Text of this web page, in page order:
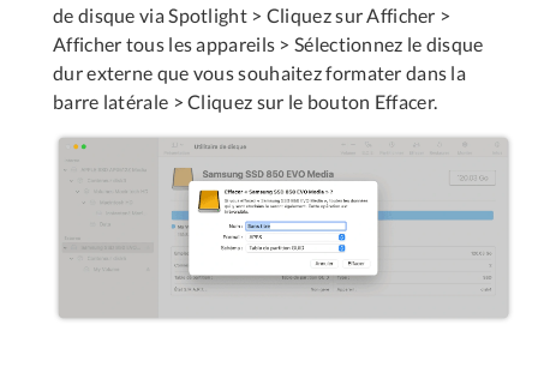
de disque via Spotlight > Cliquez sur Afficher >
Afficher tous les appareils > Sélectionnez le disque
dur externe que vous souhaitez formater dans la
barre latérale > Cliquez sur le bouton Effacer.